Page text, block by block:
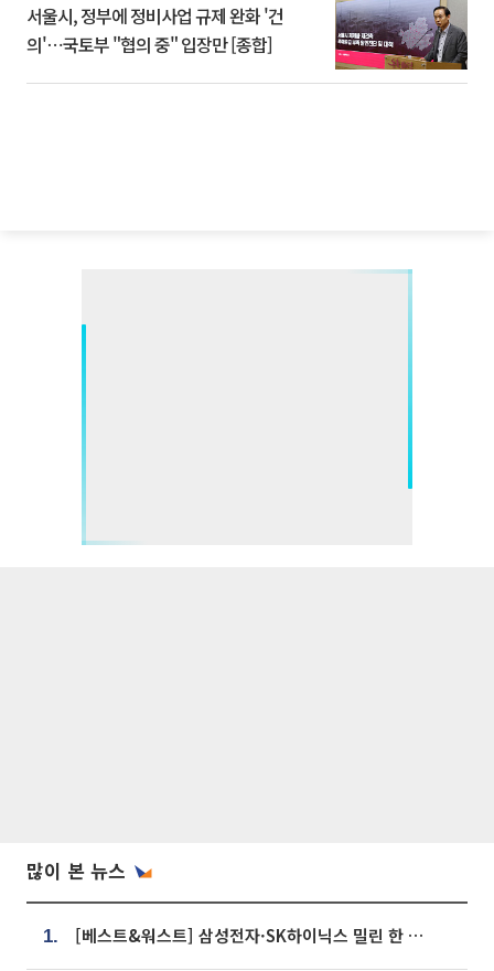
서울시, 정부에 정비사업 규제 완화 '건
의'⋯국토부 "협의 중" 입장만 [종합]
많이 본 뉴스
1. [베스트&워스트] 삼성전자·SK하이닉스 밀린 한 주…상상인증권은 85% 급등